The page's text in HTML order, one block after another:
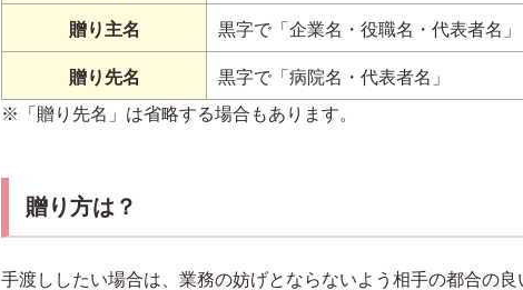
贈り主名 黒字で「企業名・役職名・代表者名」
贈り先名
黒字で「病院名・代表者名」
※「贈り先名」は省略する場合もあります。
贈り方は？
手渡ししたい場合は、業務の妨げとならないよう相手の都合の